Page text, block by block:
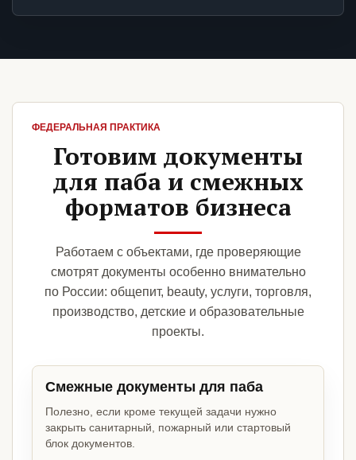
ФЕДЕРАЛЬНАЯ ПРАКТИКА
Готовим документы
для паба и смежных
форматов бизнеса
Работаем с объектами, где проверяющие
смотрят документы особенно внимательно
по России: общепит, beauty, услуги, торговля,
производство, детские и образовательные
проекты.
Смежные документы для паба
Полезно, если кроме текущей задачи нужно
закрыть санитарный, пожарный или стартовый
блок документов.